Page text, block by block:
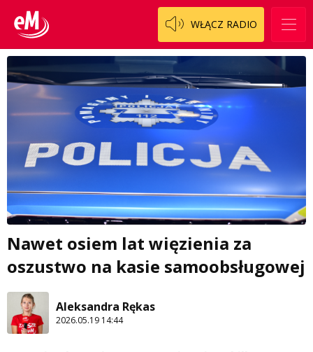
WŁĄCZ RADIO
Nawet osiem lat więzienia za
oszustwo na kasie samoobsługowej
Aleksandra Rękas
2026.05.19 14:44